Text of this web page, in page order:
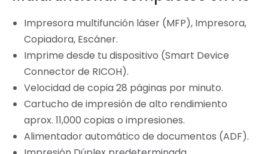
Impresora multifunción láser (MFP), Impresora,
Copiadora, Escáner.
Imprime desde tu dispositivo (Smart Device
Connector de RICOH).
Velocidad de copia 28 páginas por minuto.
Cartucho de impresión de alto rendimiento
aprox. 11,000 copias o impresiones.
Alimentador automático de documentos (ADF).